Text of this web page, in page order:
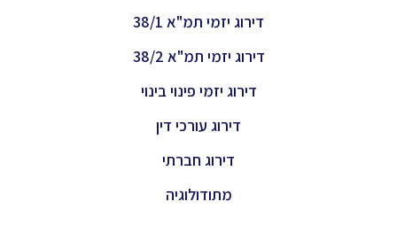
דירוג יזמי תמ"א 38/1
דירוג יזמי תמ"א 38/2
דירוג יזמי פינוי בינוי
דירוג עורכי דין
דירוג חברתי
מתודולוגיה